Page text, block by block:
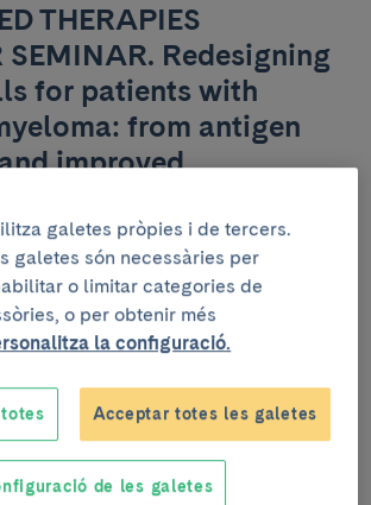
THERAPIES
SEMINAR. Redesigning
for patients with
from antigen
improved
Esther Koplowitz. C/Rosselló 149-153,
de 2026 .De 9:00h a 14:00h
galetes pròpies i de tercers.
galetes són necessàries per
o limitar categories de
o per obtenir més
la configuració.
Acceptar totes les galetes
de les galetes